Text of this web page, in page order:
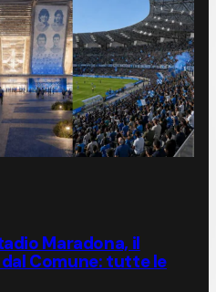
Maradona, il
Comune: tutte le